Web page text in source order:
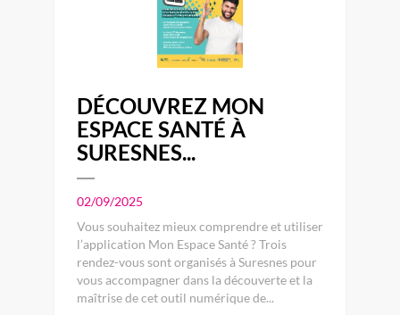
DÉCOUVREZ MON
ESPACE SANTÉ À
SURESNES...
02/09/2025
Vous souhaitez mieux comprendre et utiliser
l’application Mon Espace Santé ? Trois
rendez-vous sont organisés à Suresnes pour
vous accompagner dans la découverte et la
maîtrise de cet outil numérique de...